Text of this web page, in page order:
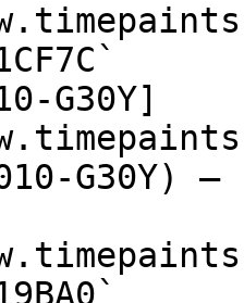
G30Y]
G30Y)